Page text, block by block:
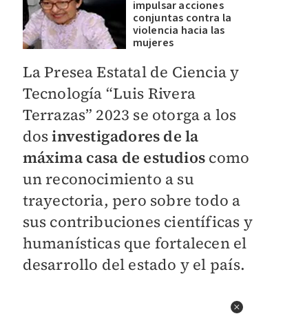
impulsar acciones
conjuntas contra la
violencia hacia las
mujeres
La Presea Estatal de Ciencia y
Tecnología “Luis Rivera
Terrazas” 2023 se otorga a los
dosinvestigadores de la
máxima casa de estudios como
un reconocimiento a su
trayectoria, pero sobre todo a
sus contribuciones científicas y
humanísticas que fortalecen el
desarrollo del estado y el país.